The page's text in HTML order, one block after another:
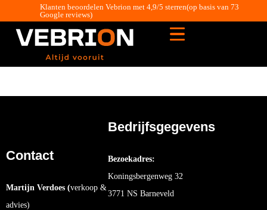
Klanten beoordelen Vebrion met 4,9/5 sterren(op basis van 73
Google reviews)
Contact
Martijn Verdoes (verkoop &
advies)
Bedrijfsgegevens
Bezoekadres:
Koningsbergenweg 32
3771 NS Barneveld